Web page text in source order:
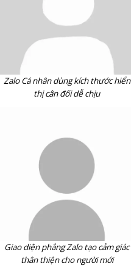
Zalo Cá nhân dùng kích thước hiển
thị cân đối dễ chịu
Giao diện phẳng Zalo tạo cảm giác
thân thiện cho người mới